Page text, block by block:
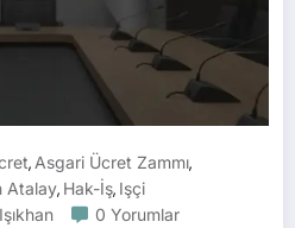
, Asgari Ücret Zammı,
Atalay, Hak-İş, Işçi
0 Yorumlar